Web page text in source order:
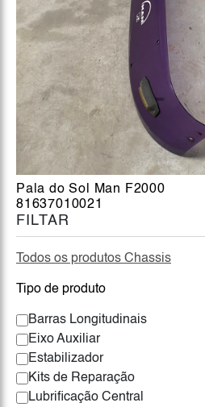
FILTAR
Todos os produtos Chassis
Tipo de produto
Barras Longitudinais
Eixo Auxiliar
Estabilizador
Kits de Reparação
Lubrificação Central
Pala do Sol Man F2000
81637010021